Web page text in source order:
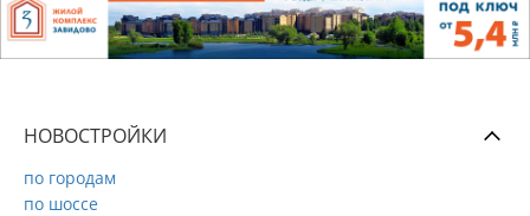
НОВОСТРОЙКИ
по городам
по шоссе